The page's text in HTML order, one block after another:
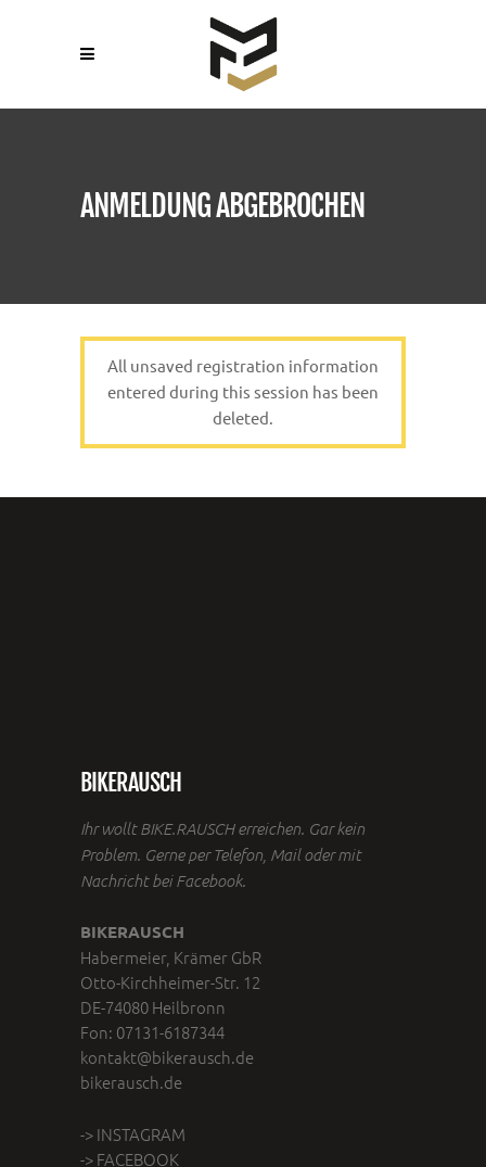
ANMELDUNG ABGEBROCHEN
All unsaved registration information
entered during this session has been
deleted.
BIKERAUSCH
Ihr wollt BIKE.RAUSCH erreichen. Gar kein
Problem. Gerne per Telefon, Mail oder mit
Nachricht bei Facebook.
BIKERAUSCH
Habermeier, Krämer GbR
Otto-Kirchheimer-Str. 12
DE-74080 Heilbronn
Fon: 07131-6187344
kontakt@bikerausch.de
bikerausch.de
-> INSTAGRAM
-> FACEBOOK